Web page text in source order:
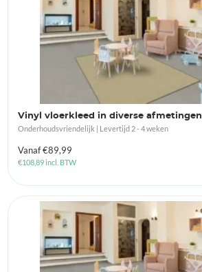
Vinyl vloerkleed in diverse afmetingen
Onderhoudsvriendelijk | Levertijd 2 - 4 weken
Vanaf€89,99
€108,89incl. BTW